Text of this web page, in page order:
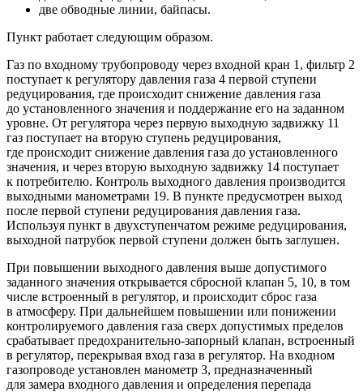
две обводные линии, байпасы.
Пункт работает следующим образом.
Газ по входному трубопроводу через входной кран 1, фильтр 2
поступает к регулятору давления газа 4 первой ступени
редуцирования, где происходит снижение давления газа
до установленного значения и поддержание его на заданном
уровне. От регулятора через первую выходную задвижку 11
газ поступает на вторую ступень редуцирования,
где происходит снижение давления газа до установленного
значения, и через вторую выходную задвижку 14 поступает
к потребителю. Контроль выходного давления производится
выходными манометрами 19. В пункте предусмотрен выход
после первой ступени редуцирования давления газа.
Используя пункт в двухступенчатом режиме редуцирования,
выходной патрубок первой ступени должен быть заглушен.
При повышении выходного давления выше допустимого
заданного значения открывается сбросной клапан 5, 10, в том
числе встроенный в регулятор, и происходит сброс газа
в атмосферу. При дальнейшем повышении или понижении
контролируемого давления газа сверх допустимых пределов
срабатывает предохранительно-запорный клапан, встроенный
в регулятор, перекрывая вход газа в регулятор. На входном
газопроводе установлен манометр 3, предназначенный
для замера входного давления и определения перепада